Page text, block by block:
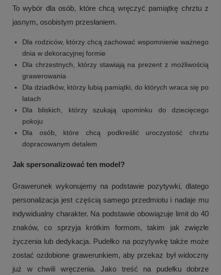
To wybór dla osób, które chcą wręczyć pamiątkę chrztu z
jasnym, osobistym przesłaniem.
Dla rodziców, którzy chcą zachować wspomnienie ważnego
dnia w dekoracyjnej formie
Dla chrzestnych, którzy stawiają na prezent z możliwością
grawerowania
Dla dziadków, którzy lubią pamiątki, do których wraca się po
latach
Dla bliskich, którzy szukają upominku do dziecięcego
pokoju
Dla osób, które chcą podkreślić uroczystość chrztu
dopracowanym detalem
Jak spersonalizować ten model?
Grawerunek wykonujemy na podstawie pozytywki, dlatego
personalizacja jest częścią samego przedmiotu i nadaje mu
indywidualny charakter. Na podstawie obowiązuje limit do 40
znaków, co sprzyja krótkim formom, takim jak zwięzłe
życzenia lub dedykacja. Pudełko na pozytywkę także może
zostać ozdobione grawerunkiem, aby przekaz był widoczny
już w chwili wręczenia. Jako treść na pudełku dobrze